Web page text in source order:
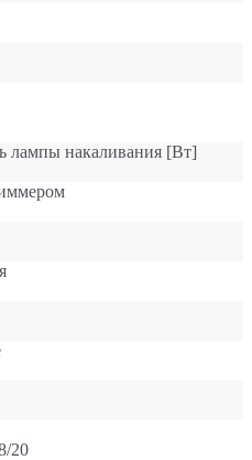
лампы накаливания [Вт]
20